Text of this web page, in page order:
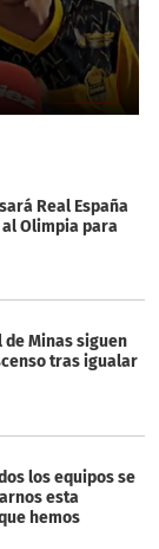
Real España
Olimpia para
de Minas siguen
tras igualar
los equipos se
esta
hemos